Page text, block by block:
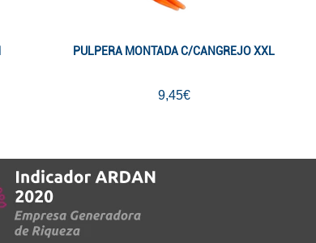
PULPERA MONTADA C/CANGREJO XXL
9,45€